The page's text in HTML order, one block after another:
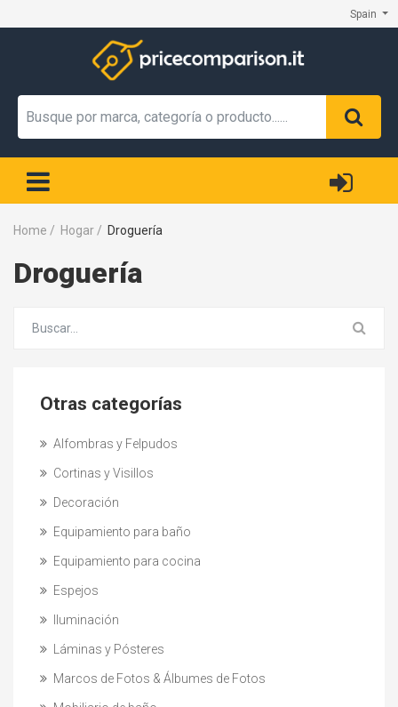
Spain
Home / Hogar / Droguería
Droguería
Otras categorías
Alfombras y Felpudos
Cortinas y Visillos
Decoración
Equipamiento para baño
Equipamiento para cocina
Espejos
Iluminación
Láminas y Pósteres
Marcos de Fotos & Álbumes de Fotos